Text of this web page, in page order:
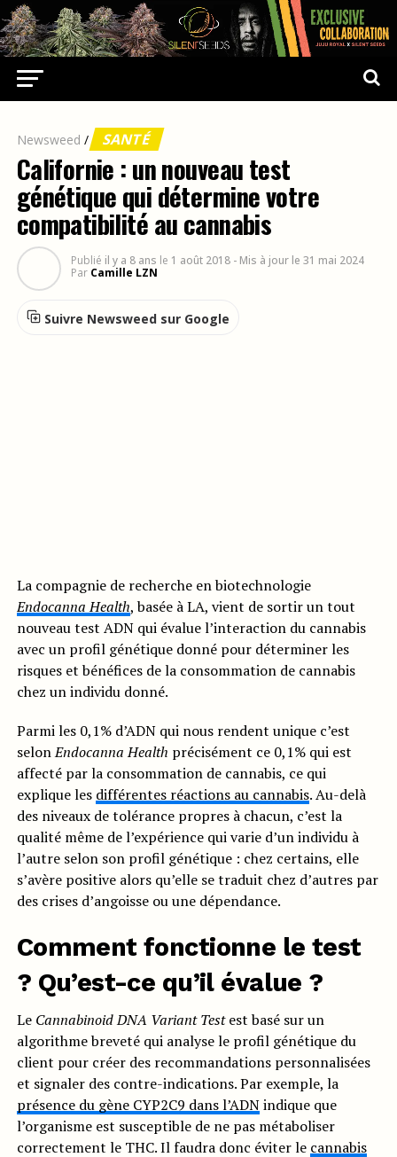
Newsweed / SANTÉ
Californie : un nouveau test
génétique qui détermine votre
compatibilité au cannabis
Publié il y a 8 ans le 1 août 2018 - Mis à jour le 31 mai 2024
Par Camille LZN
Suivre Newsweed sur Google
La compagnie de recherche en biotechnologie
Endocanna Health, basée à LA, vient de sortir un tout
nouveau test ADN qui évalue l’interaction du cannabis
avec un profil génétique donné pour déterminer les
risques et bénéfices de la consommation de cannabis
chez un individu donné.
Parmi les 0,1% d’ADN qui nous rendent unique c’est
selonEndocanna Health précisément ce 0,1% qui est
affecté par la consommation de cannabis, ce qui
explique les différentes réactions au cannabis. Au-delà
des niveaux de tolérance propres à chacun, c’est la
qualité même de l’expérience qui varie d’un individu à
l’autre selon son profil génétique : chez certains, elle
s’avère positive alors qu’elle se traduit chez d’autres par
des crises d’angoisse ou une dépendance.
Comment fonctionne le test
? Qu’est-ce qu’il évalue ?
Le Cannabinoid DNA Variant Testest basé sur un
algorithme breveté qui analyse le profil génétique du
client pour créer des recommandations personnalisées
et signaler des contre-indications. Par exemple, la
présence du gène CYP2C9 dans l’ADNindique que
l’organisme est susceptible de ne pas métaboliser
correctement le THC. Il faudra donc éviter le cannabis